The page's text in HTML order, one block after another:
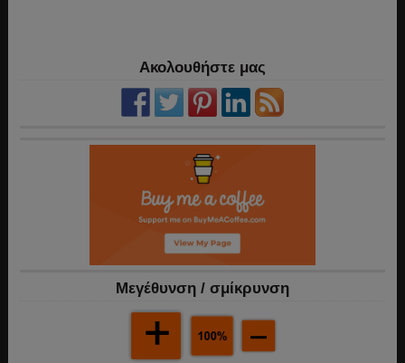
Ακολουθήστε μας
Mεγέθυνση / σμίκρυνση